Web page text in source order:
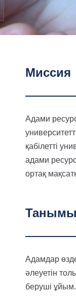
Миссия
Адами
қабілетті
адами
ортақ
Танымы
Адамдар
әлеуетін
беруші ұйым.